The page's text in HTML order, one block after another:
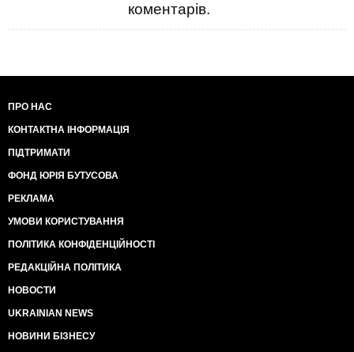
коментарів.
ПРО НАС
КОНТАКТНА ІНФОРМАЦІЯ
ПІДТРИМАТИ
ФОНД ЮРІЯ БУТУСОВА
РЕКЛАМА
УМОВИ КОРИСТУВАННЯ
ПОЛІТИКА КОНФІДЕНЦІЙНОСТІ
РЕДАКЦІЙНА ПОЛІТИКА
НОВОСТИ
UKRAINIAN NEWS
НОВИНИ БІЗНЕСУ